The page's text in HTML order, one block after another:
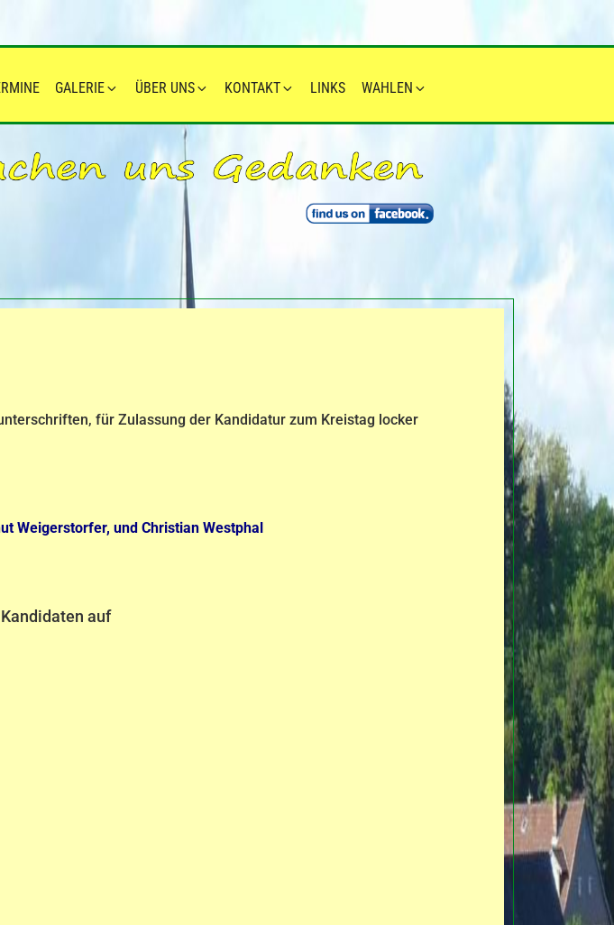
GALERIE ÜBER UNS KONTAKT LINKS WAHLEN
für Zulassung der Kandidatur zum Kreistag locker
Weigerstorfer, und Christian Westphal
auf